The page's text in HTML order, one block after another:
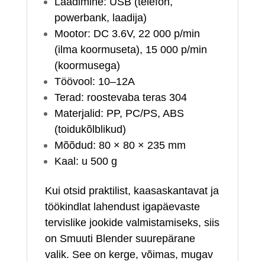
powerbank, laadija)
Mootor: DC 3.6V, 22 000 p/min
(ilma koormuseta), 15 000 p/min
(koormusega)
Töövool: 10–12A
Terad: roostevaba teras 304
Materjalid: PP, PC/PS, ABS
(toidukõlblikud)
Mõõdud: 80 × 80 × 235 mm
Kaal: u 500 g
Kui otsid praktilist, kaasaskantavat ja
töökindlat lahendust igapäevaste
tervislike jookide valmistamiseks, siis
on Smuuti Blender suurepärane
valik. See on kerge, võimas, mugav